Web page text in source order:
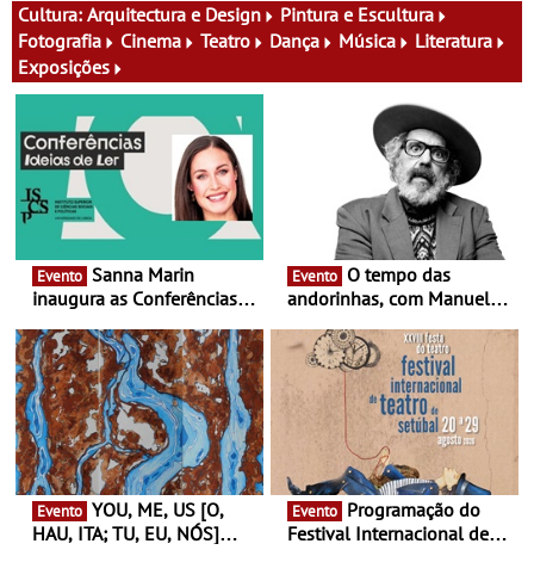
experiências
Cultura: Arquitectura e Design
Pintura e Escultura
Fotografia
Cinema Teatro Dança Música
Literatura
Exposições
Evento
inaugura as Conferências
Antiga primeira-ministra da
Finlândia é a convidada da
primeira edição do novo
ciclo de debates dedicado
aos grandes temas do
nosso tempo
Evento
andorinhas, com Manuel
Atum - Concerto
performance na MAAT
Gallery a 3 de Setembro,
Evento
HAU, ITA; TU, EU, NÓS]
Evento
Festival Internacional de